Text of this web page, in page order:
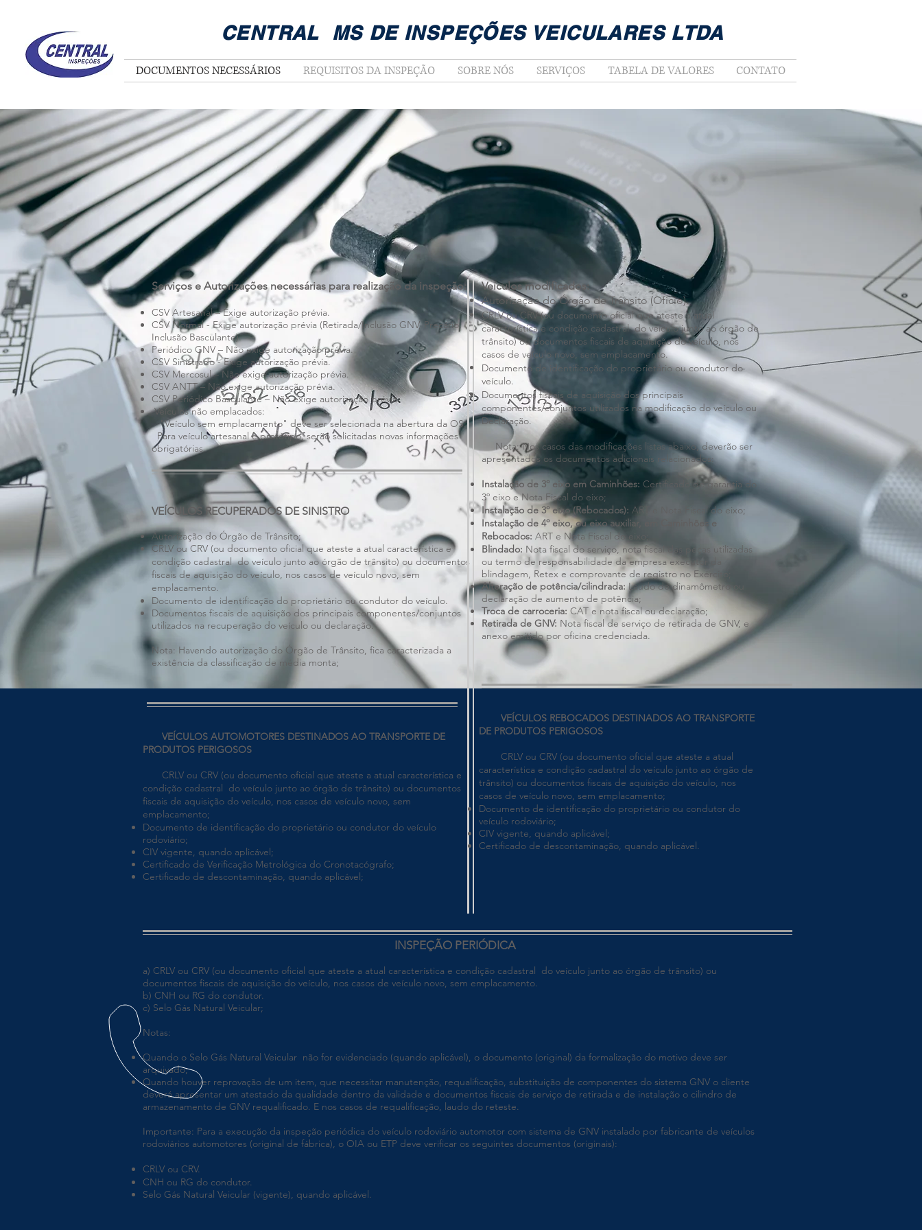
CENTRAL MS DE INSPEÇÕES VEICULARES LTDA
DOCUMENTOS NECESSÁRIOS REQUISITOS DA INSPEÇÃO SOBRE NÓS SERVIÇOS TABELA DE VALORES CONTATO
Serviços e Autorizações necessárias para realização da inspeção:
CSV Artesanal – Exige autorização prévia.
CSV Normal - Exige autorização prévia (Retirada/Inclusão GNV, Precário,
Inclusão Basculante).
Periódico GNV – Não exige autorização prévia.
CSV Sinistrado - Exige autorização prévia.
CSV Mercosul – Não exige autorização prévia.
CSV ANTT – Não exige autorização prévia.
CSV Periódico Basculante – Não exige autorização prévia.
Veículos não emplacados:
"Veículo sem emplacamento" deve ser selecionada na abertura da OS.
Para veículo artesanal e protótipo, serão solicitadas novas informações
obrigatórias.
VEÍCULOS RECUPERADOS DE SINISTRO
Autorização do Órgão de Trânsito;
CRLV ou CRV (ou documento oficial que ateste a atual característica e
condição cadastral do veículo junto ao órgão de trânsito) ou documentos
fiscais de aquisição do veículo, nos casos de veículo novo, sem
emplacamento.
Documento de identificação do proprietário ou condutor do veículo.
Documentos fiscais de aquisição dos principais componentes/conjuntos
utilizados na recuperação do veículo ou declaração.
Nota: Havendo autorização do Órgão de Trânsito, fica caracterizada a
existência da classificação de média monta;
VEÍCULOS AUTOMOTORES DESTINADOS AO TRANSPORTE DE
PRODUTOS PERIGOSOS
CRLV ou CRV (ou documento oficial que ateste a atual característica e
condição cadastral do veículo junto ao órgão de trânsito) ou documentos
fiscais de aquisição do veículo, nos casos de veículo novo, sem
emplacamento;
Documento de identificação do proprietário ou condutor do veículo
rodoviário;
CIV vigente, quando aplicável;
Certificado de Verificação Metrológica do Cronotacógrafo;
Certificado de descontaminação, quando aplicável;
Veículos modificados:
Autorização do Órgão de Trânsito (Oficio).
CRLV ou CRV (ou documento oficial que ateste a atual
característica e condição cadastral do veículo junto ao órgão de
trânsito) ou documentos fiscais de aquisição do veículo, nos
casos de veículo novo, sem emplacamento.
Documento de identificação do proprietário ou condutor do
veículo.
Documentos fiscais de aquisição dos principais
componentes/conjuntos utilizados na modificação do veículo ou
Declaração.
Nota: Nos casos das modificações listas abaixo, deverão ser
apresentados os documentos adicionais relacionados:
Instalação de 3º eixo em Caminhões: Certificado de garantia do
3º eixo e Nota Fiscal do eixo;
Instalação de 3º eixo (Rebocados): ART e Nota Fiscal do eixo;
Instalação de 4º eixo, ou eixo auxiliar, em Caminhões e
Rebocados: ART e Nota Fiscal do eixo;
Blindado: Nota fiscal do serviço, nota fiscal das peças utilizadas
ou termo de responsabilidade da empresa executor da
blindagem, Retex e comprovante de registro no Exército;
Alteração de potência/cilindrada:Laudo de dinamômetro ou
declaração de aumento de potência;
Troca de carroceria: CAT e nota fiscal ou declaração;
Retirada de GNV: Nota fiscal de serviço de retirada de GNV, e
anexo emitido por oficina credenciada.
VEÍCULOS REBOCADOS DESTINADOS AO TRANSPORTE
DE PRODUTOS PERIGOSOS
CRLV ou CRV (ou documento oficial que ateste a atual
característica e condição cadastral do veículo junto ao órgão de
trânsito) ou documentos fiscais de aquisição do veículo, nos
casos de veículo novo, sem emplacamento;
Documento de identificação do proprietário ou condutor do
veículo rodoviário;
CIV vigente, quando aplicável;
Certificado de descontaminação, quando aplicável.
INSPEÇÃO PERIÓDICA
a) CRLV ou CRV (ou documento oficial que ateste a atual característica e condição cadastral do veículo junto ao órgão de trânsito) ou
documentos fiscais de aquisição do veículo, nos casos de veículo novo, sem emplacamento.
b) CNH ou RG do condutor.
c) Selo Gás Natural Veicular;
Notas:
Quando o Selo Gás Natural Veicular não for evidenciado (quando aplicável), o documento (original) da formalização do motivo deve ser
arquivado;
Quando houver reprovação de um item, que necessitar manutenção, requalificação, substituição de componentes do sistema GNV o cliente
deverá apresentar um atestado da qualidade dentro da validade e documentos fiscais de serviço de retirada e de instalação o cilindro de
armazenamento de GNV requalificado. E nos casos de requalificação, laudo do reteste.
Importante: Para a execução da inspeção periódica do veículo rodoviário automotor com sistema de GNV instalado por fabricante de veículos
rodoviários automotores (original de fábrica), o OIA ou ETP deve verificar os seguintes documentos (originais):
CRLV ou CRV.
CNH ou RG do condutor.
Selo Gás Natural Veicular (vigente), quando aplicável.